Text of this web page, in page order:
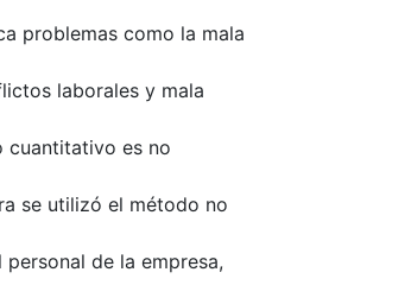
problemas como la mala
laborales y mala
cuantitativo es no
se utilizó el método no
de la empresa,